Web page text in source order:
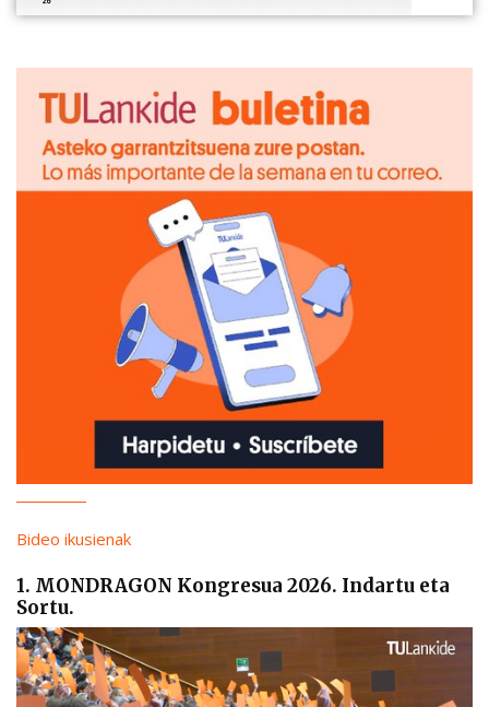
Bideo ikusienak
1. MONDRAGON Kongresua 2026. Indartu eta
Sortu.